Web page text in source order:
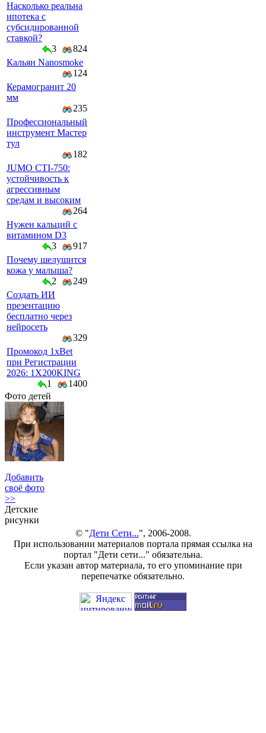
Насколько реальна
ипотека с
субсидированной
ставкой?
3
824
Кальян Nanosmoke
124
Керамогранит 20
мм
235
Профессиональный
инструмент Мастер
тул
182
JUMO CTI-750:
устойчивость к
агрессивным
средам и высоким
264
Нужен кальций с
витамином D3
3
917
Почему шелушится
кожа у малыша?
2
249
Создать ИИ
презентацию
бесплатно через
нейросеть
329
Промокод 1xBet
при Регистрации
2026: 1X200KING
1
1400
Фото детей
Добавить
своё фото
>>
Детские
рисунки
© "Дети Сети...", 2006-2008.
При использовании материалов портала прямая ссылка на
портал "Дети сети..." обязательна.
Если указан автор материала, то его упоминание при
перепечатке обязательно.